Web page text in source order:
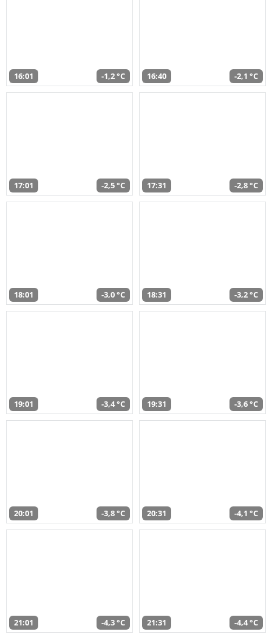
16:01 -1,2 °C 16:40 -2,1 °C
17:01 -2,5 °C 17:31 -2,8 °C
18:01 -3,0 °C 18:31 -3,2 °C
19:01 -3,4 °C 19:31 -3,6 °C
20:01 -3,8 °C 20:31 -4,1 °C
21:01 -4,3 °C 21:31 -4,4 °C